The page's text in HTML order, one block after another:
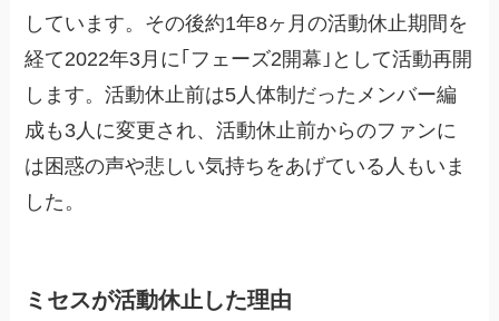
しています。その後約1年8ヶ月の活動休止期間を
経て2022年3月に｢フェーズ2開幕｣として活動再開
します。活動休止前は5人体制だったメンバー編
成も3人に変更され、活動休止前からのファンに
は困惑の声や悲しい気持ちをあげている人もいま
した。
ミセスが活動休止した理由